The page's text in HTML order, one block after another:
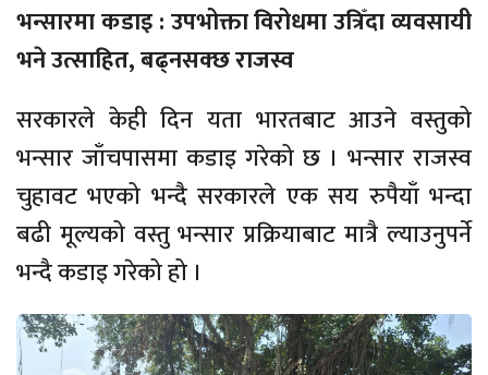
भन्सारमा कडाइ : उपभोक्ता विरोधमा उत्रिँदा व्यवसायी
भने उत्साहित, बढ्नसक्छ राजस्व
सरकारले केही दिन यता भारतबाट आउने वस्तुको
भन्सार जाँचपासमा कडाइ गरेको छ । भन्सार राजस्व
चुहावट भएको भन्दै सरकारले एक सय रुपैयाँ भन्दा
बढी मूल्यको वस्तु भन्सार प्रक्रियाबाट मात्रै ल्याउनुपर्ने
भन्दै कडाइ गरेको हो ।